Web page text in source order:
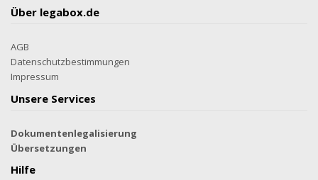
Über legabox.de
AGB
Datenschutzbestimmungen
Impressum
Unsere Services
Dokumentenlegalisierung
Übersetzungen
Hilfe